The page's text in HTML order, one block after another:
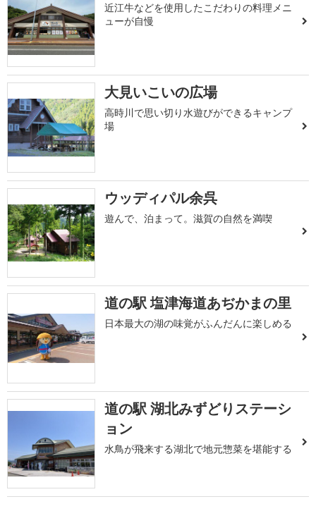
近江牛などを使用したこだわりの料理メニ
ューが自慢
大見いこいの広場
高時川で思い切り水遊びができるキャンプ
場
ウッディパル余呉
遊んで、泊まって。滋賀の自然を満喫
道の駅 塩津海道あぢかまの里
日本最大の湖の味覚がふんだんに楽しめる
道の駅 湖北みずどりステーシ
ョン
水鳥が飛来する湖北で地元惣菜を堪能する